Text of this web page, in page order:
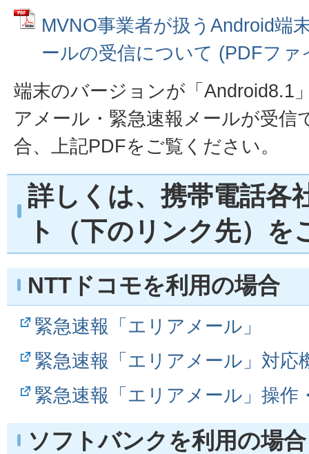
MVNO事業者が扱うAndroid端
ールの受信について (PDFファ
端末のバージョンが「Android8.1
アメール・緊急速報メールが受信
合、上記PDFをご覧ください。
詳しくは、携帯電話各
ト（下のリンク先）を
NTTドコモを利用の場合
緊急速報「エリアメール」
緊急速報「エリアメール」対応
緊急速報「エリアメール」操作
ソフトバンクを利用の場合